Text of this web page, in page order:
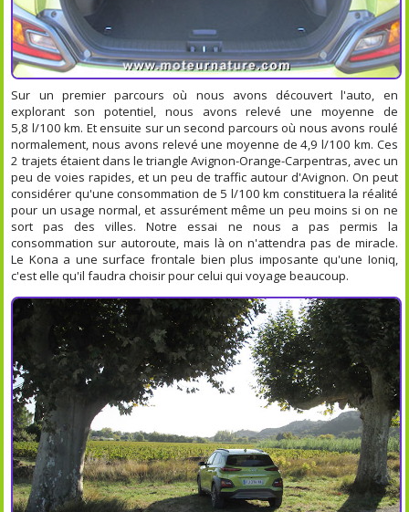
Sur un premier parcours où nous avons découvert l'auto, en
explorant son potentiel, nous avons relevé une moyenne de
5,8 l/100 km. Et ensuite sur un second parcours où nous avons roulé
normalement, nous avons relevé une moyenne de 4,9 l/100 km. Ces
2 trajets étaient dans le triangle Avignon-Orange-Carpentras, avec un
peu de voies rapides, et un peu de traffic autour d'Avignon. On peut
considérer qu'une consommation de 5 l/100 km constituera la réalité
pour un usage normal, et assurément même un peu moins si on ne
sort pas des villes. Notre essai ne nous a pas permis la
consommation sur autoroute, mais là on n'attendra pas de miracle.
Le Kona a une surface frontale bien plus imposante qu'une Ioniq,
c'est elle qu'il faudra choisir pour celui qui voyage beaucoup.